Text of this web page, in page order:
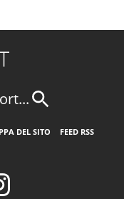
DEL SITO
FEED RSS